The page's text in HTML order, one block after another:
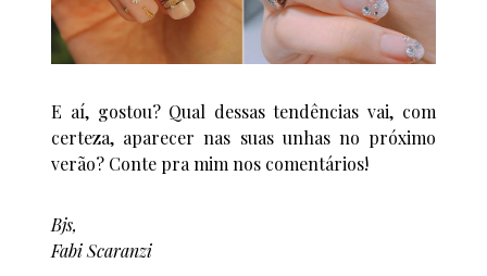
E aí, gostou? Qual dessas tendências vai, com
certeza, aparecer nas suas unhas no próximo
verão? Conte pra mim nos comentários!
Bjs,
Fabi Scaranzi